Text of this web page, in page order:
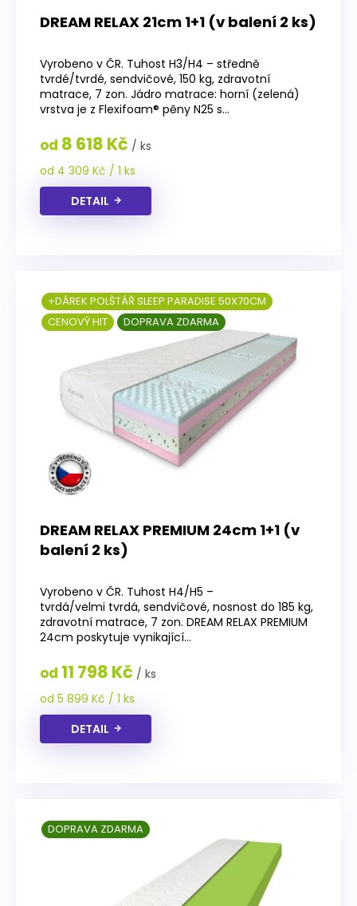
DREAM RELAX 21cm 1+1 (v balení 2 ks)
hodnocení
produktu
je
5,0
z
hvězdiček.
Vyrobeno v ČR. Tuhost H3/H4 – středně
tvrdé/tvrdé, sendvičové, 150 kg, zdravotní
matrace, 7 zon. Jádro matrace: horní (zelená)
vrstva je z Flexifoam® pěny N25 s...
od 8 618 Kč / ks
Měrná
cena:
od 4 309 Kč / 1 ks
DETAIL
DREAM RELAX PREMIUM 24cm 1+1 (v
balení 2 ks)
hodnocení
produktu
je
5,0
z
hvězdiček.
+DÁREK POLŠTÁŘ SLEEP PARADISE 50X70CM
CENOVÝ HIT
DOPRAVA ZDARMA
Vyrobeno v ČR. Tuhost H4/H5 –
tvrdá/velmi tvrdá, sendvičové, nosnost do 185 kg,
zdravotní matrace, 7 zon. DREAM RELAX PREMIUM
24cm poskytuje vynikající...
od 11 798 Kč / ks
Měrná
cena:
od 5 899 Kč / 1 ks
DETAIL
DOPRAVA ZDARMA